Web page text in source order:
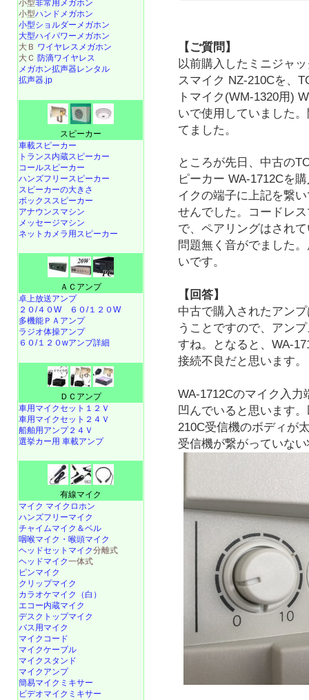
【ご質問】
以前購入したミニジャ
スマイク NZ-210Cを、
トマイク(WM-1320用)
いで使用していました
てました。
ところが先日、中古の
ピーカー WA-1712Cを
イクの端子に上記を繋
せんでした。コードレ
で、ペアリングはされ
問題無く音がでました
いです。
【回答】
中古で購入されたアン
うことですので、アン
すね。となると、WA-
接続不良だと思います。
WA-1712Cのマイク入
凹んでいると思います
210C受信機のボディが
受信機が繋がっていな
小型非常用メガホン
小型ハンドメガホン
小型ショルダーメガホン
大型ハイパワーメガホン
大Ｂ ワイヤレスメガホン
大Ｃ 防滴ワイヤレス
メガホン拡声器レンタル
拡声器.jp
スピーカー
車載スピーカー
トランス内蔵スピーカー
コールスピーカー
ハンズフリースピーカー
スピーカーの大きさ
ボックススピーカー
アナウンスマシン
メッセージマシン
ネットカメラ用スピーカー
ＡＣアンプ
卓上放送アンプ
２０/４０W
６０/１２０W
多機能ＰＡアンプ
ラジオ体操アンプ
６０/１２０wアンプ詳細
ＤＣアンプ
車用マイクセット１２Ｖ
車用マイクセット２４Ｖ
船舶用アンプ２４Ｖ
選挙カー用 車載アンプ
有線マイク
マイク マイクロホン
ハンズフリーマイク
チャイムマイク＆ベル
咽喉マイク・喉頭マイク
ヘッドセットマイク分離式
ヘッドマイク一体式
ピンマイク
クリップマイク
カラオケマイク（白）
エコー内蔵マイク
デスクトップマイク
バス用マイク
マイクコード
マイクケーブル
マイクスタンド
マイクアンプ
簡易マイクミキサー
ビデオマイクミキサー